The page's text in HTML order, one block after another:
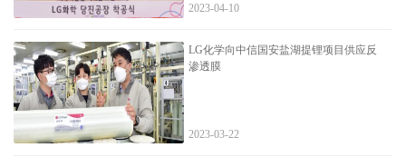
2023-04-10
LG化学向中信国安盐湖提锂项目供应反
渗透膜
2023-03-22